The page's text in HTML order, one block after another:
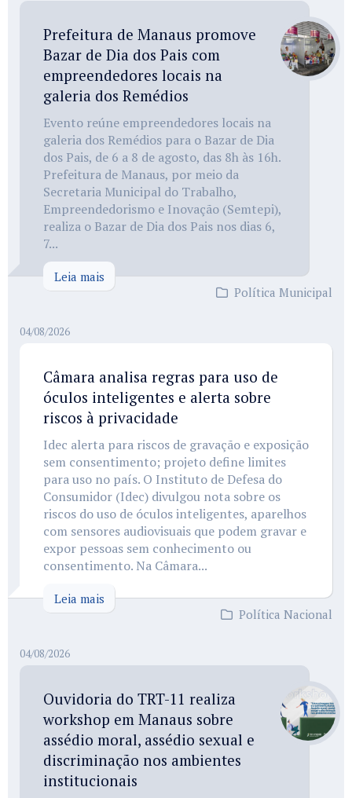
Prefeitura de Manaus promove
Bazar de Dia dos Pais com
empreendedores locais na
galeria dos Remédios
Evento reúne empreendedores locais na
galeria dos Remédios para o Bazar de Dia
dos Pais, de 6 a 8 de agosto, das 8h às 16h.
Prefeitura de Manaus, por meio da
Secretaria Municipal do Trabalho,
Empreendedorismo e Inovação (Semtepi),
realiza o Bazar de Dia dos Pais nos dias 6,
7...
Leia mais
Política Municipal
04/08/2026
Câmara analisa regras para uso de
óculos inteligentes e alerta sobre
riscos à privacidade
Idec alerta para riscos de gravação e exposição
sem consentimento; projeto define limites
para uso no país. O Instituto de Defesa do
Consumidor (Idec) divulgou nota sobre os
riscos do uso de óculos inteligentes, aparelhos
com sensores audiovisuais que podem gravar e
expor pessoas sem conhecimento ou
consentimento. Na Câmara...
Leia mais
Política Nacional
04/08/2026
Ouvidoria do TRT-11 realiza
workshop em Manaus sobre
assédio moral, assédio sexual e
discriminação nos ambientes
institucionais